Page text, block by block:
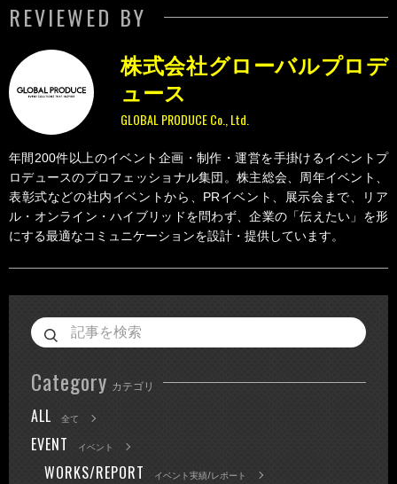
REVIEWED BY
GLOBAL PRODUCE Co., Ltd.
株式会社グローバルプロデ
ュース
年間200件以上のイベント企画・制作・運営を手掛けるイベントプ
ロデュースのプロフェッショナル集団。株主総会、周年イベント、
表彰式などの社内イベントから、PRイベント、展示会まで、リア
ル・オンライン・ハイブリッドを問わず、企業の「伝えたい」を形
にする最適なコミュニケーションを設計・提供しています。
Category カテゴリ
ALL 全て
EVENT イベント
WORKS/REPORT イベント実績/レポート